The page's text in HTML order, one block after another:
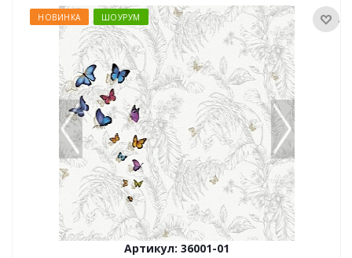
НОВИНКА ШОУРУМ
Артикул: 36001-01